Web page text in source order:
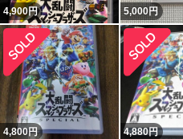
4,900円 5,000円
4,800円 4,880円